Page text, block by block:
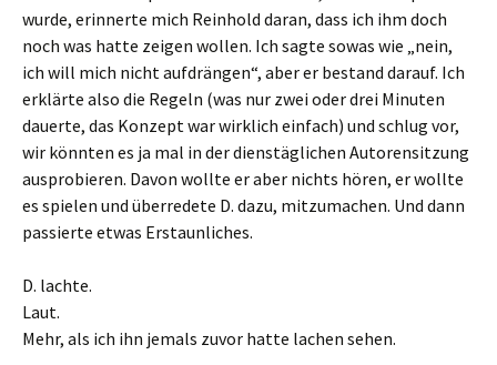
wurde, erinnerte mich Reinhold daran, dass ich ihm doch
noch was hatte zeigen wollen. Ich sagte sowas wie „nein,
ich will mich nicht aufdrängen“, aber er bestand darauf. Ich
erklärte also die Regeln (was nur zwei oder drei Minuten
dauerte, das Konzept war wirklich einfach) und schlug vor,
wir könnten es ja mal in der dienstäglichen Autorensitzung
ausprobieren. Davon wollte er aber nichts hören, er wollte
es spielen und überredete D. dazu, mitzumachen. Und dann
passierte etwas Erstaunliches.
D. lachte.
Laut.
Mehr, als ich ihn jemals zuvor hatte lachen sehen.